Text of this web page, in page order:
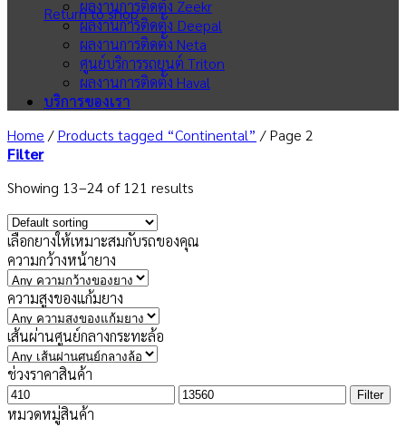
Return to shop
ผลงานการติดตั้ง Zeekr
ผลงานการติดตั้ง Deepal
ผลงานการติดตั้ง Neta
ศูนย์บริการรถยนต์ Triton
ผลงานการติดตั้ง Haval
บริการของเรา
Home / Products tagged “Continental” /Page 2
Filter
Showing 13–24 of 121 results
เลือกยางให้เหมาะสมกับรถของคุณ
ความกว้างหน้ายาง
ความสูงของแก้มยาง
เส้นผ่านศูนย์กลางกระทะล้อ
ช่วงราคาสินค้า
Min
price
Max
Filter
หมวดหมู่สินค้า